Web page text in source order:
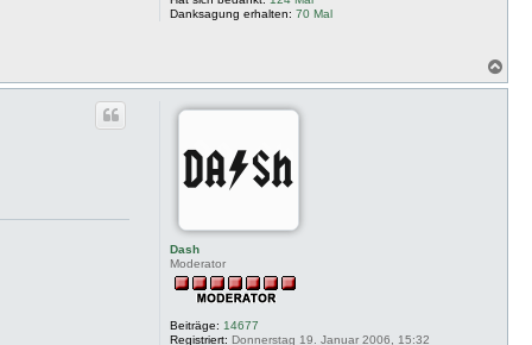
Danksagung erhalten: 70 Mal
a
Dash
Moderator
Beiträge: 14677
Registriert: Donnerstag 19. Januar 2006, 15:32